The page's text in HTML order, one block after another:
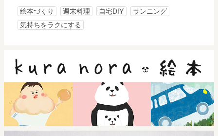
絵本づくり 週末料理 自宅DIY
ランニング
気持ちをラクにする